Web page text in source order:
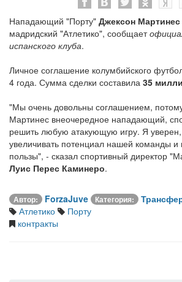
Нападающий "Порту" Джексон Мартинес
мадридский "Атлетико", сообщает
испанского клуба.
Личное соглашение колумбийского
4 года. Сумма сделки составила 35
"Мы очень довольны соглашением,
Мартинес внеочередное нападающий,
решить любую атакующую игру. Я уверен,
увеличивать потенциал нашей команды и
пользы", - сказал спортивный директор
Луис Перес Каминеро.
Автор: ForzaJuve Категория:
Атлетико
Порту
контракты